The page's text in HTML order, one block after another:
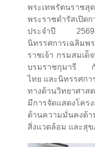
พระเทพรัตนราช
พระราชดำรัสเปิ
ประจำปี 2569
นิทรรศการเฉลิมพ
ราชเจ้า กรมสมเด็
บรมราชกุมารี กั
ไทย และนิทรรศก
ทางด้านวิทยาศาส
มีการจัดแสดงโคร
ด้านความมั่นคงด้
สิ่งแวดล้อม และสุ